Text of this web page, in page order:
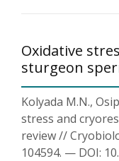
Oxidative
sturgeon
Kolyada M.N.,
stress and
review //
104594. — DOI: